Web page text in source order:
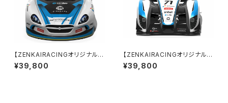
【ZENKAIRACINGオリジナル】
『ZITA-01』 for Assettocors
a MOD Version4.0（COMME
¥39,800
【ZENKAIRACINGオリジナル】
『z.Grande』 for Assettocor
sa MOD Version 4.1.5（COM
¥39,800